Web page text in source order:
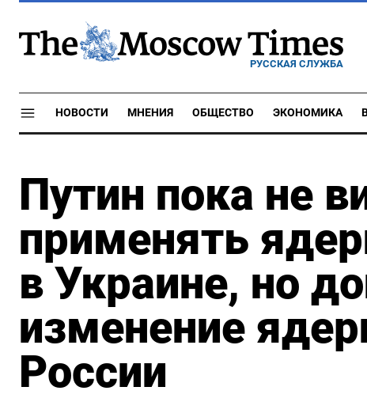
РУССКАЯ СЛУЖБА
НОВОСТИ МНЕНИЯ ОБЩЕСТВО ЭКОНОМИКА
Путин пока не
применять
в Украине, но
изменение
России